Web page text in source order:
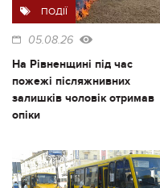
ПОДІЇ
05.08.26
На Рівненщині під час
пожежі післяжнивних
залишків чоловік отримав
опіки